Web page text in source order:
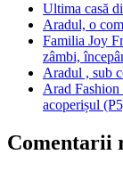
Ultima casă
Aradul, o
Familia Joy
zâmbi,
Aradul , sub
Arad Fashion
acoperișul
Comentarii